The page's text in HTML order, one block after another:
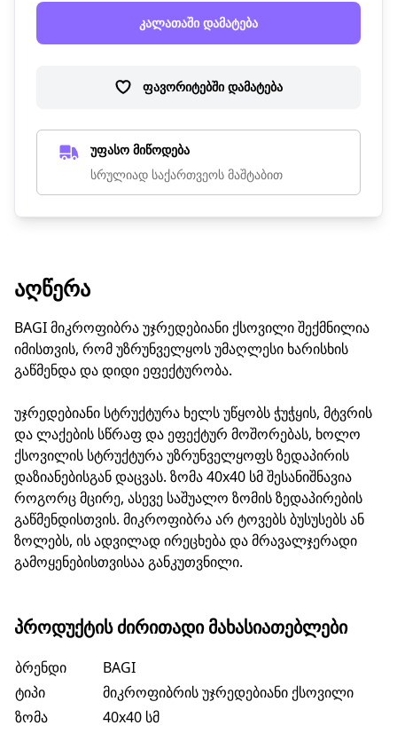
კალათაში დამატება
ფავორიტებში დამატება
უფასო მიწოდება
სრულიად საქართვეოს მაშტაბით
ᲐᲦᲬᲔᲠᲐ
BAGI მიკროფიბრა უჯრედებიანი ქსოვილი შექმნილია
იმისთვის, რომ უზრუნველყოს უმაღლესი ხარისხის
გაწმენდა და დიდი ეფექტურობა.
უჯრედებიანი სტრუქტურა ხელს უწყობს ჭუჭყის, მტვრის
და ლაქების სწრაფ და ეფექტურ მოშორებას, ხოლო
ქსოვილის სტრუქტურა უზრუნველყოფს ზედაპირის
დაზიანებისგან დაცვას. ზომა 40x40 სმ შესანიშნავია
როგორც მცირე, ასევე საშუალო ზომის ზედაპირების
გაწმენდისთვის. მიკროფიბრა არ ტოვებს ბუსუსებს ან
ზოლებს, ის ადვილად ირეცხება და მრავალჯერადი
გამოყენებისთვისაა განკუთვნილი.
ᲞᲠᲝᲓᲣᲥᲢᲘᲡ ᲫᲘᲠᲘᲗᲐᲓᲘ ᲛᲐᲮᲐᲡᲘᲐᲗᲔᲑᲚᲔᲑᲘ
ბრენდი
BAGI
ტიპი
მიკროფიბრის უჯრედებიანი ქსოვილი
ზომა
40x40 სმ